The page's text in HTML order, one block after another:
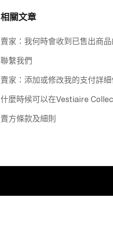
相關文章
賣家：我何時會收到已售出商品
聯繫我們
賣家：添加或修改我的支付詳細
什麼時候可以在Vestiaire
賣方條款及細則